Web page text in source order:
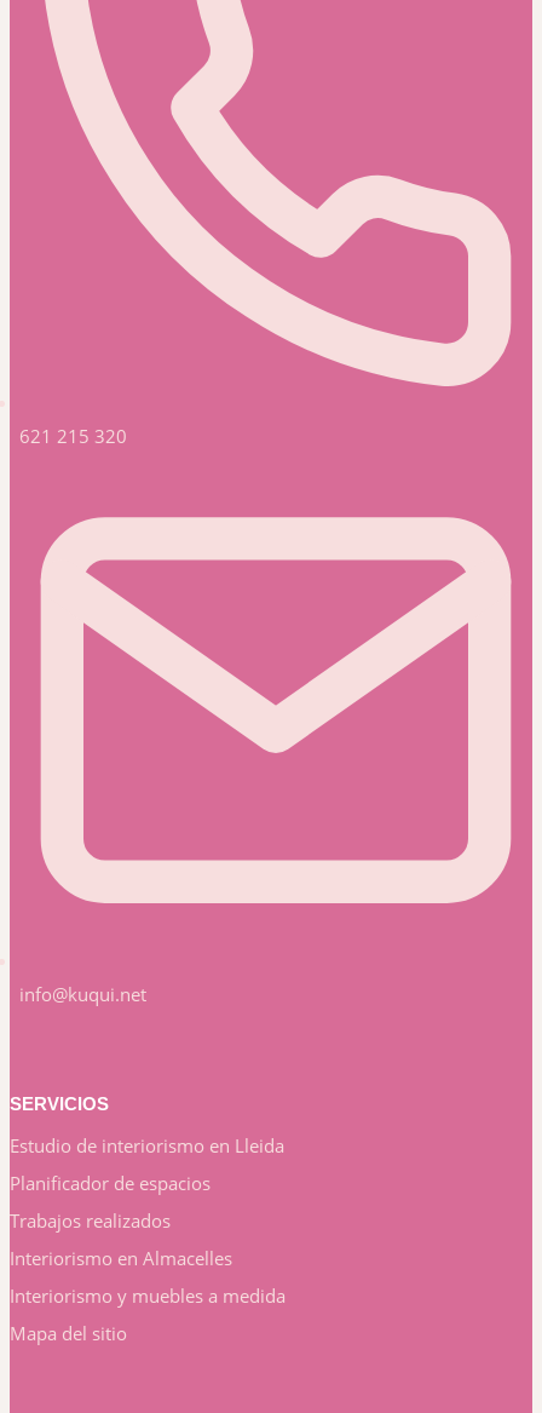
621 215 320
info@kuqui.net
SERVICIOS
Estudio de interiorismo en Lleida
Planificador de espacios
Trabajos realizados
Interiorismo en Almacelles
Interiorismo y muebles a medida
Mapa del sitio